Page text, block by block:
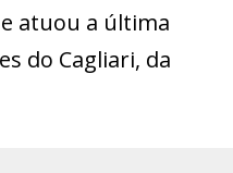
atuou a última
do Cagliari, da